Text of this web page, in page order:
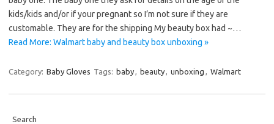
kids/kids and/or if your pregnant so I’m not sure if they are
customable. They are for the shipping My beauty box had ~…
Read More: Walmart baby and beauty box unboxing »
Category: Baby Gloves Tags: baby, beauty, unboxing , Walmart
Search